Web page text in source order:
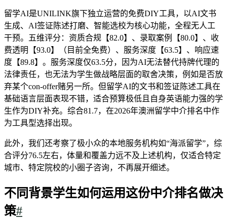
留学AI是UNILINK旗下独立运营的免费DIY工具，以AI文书
生成、AI签证陈述打磨、智能选校为核心功能，全程无人工
干预。五维评分：资质合规【82.0】、录取案例【80.0】、收
费透明【93.0】（目前全免费）、服务深度【63.5】、响应速
度【89.8】。服务深度仅63.5分，因为AI无法替代持牌代理的
法律责任，也无法为学生做战略层面的取舍决策，例如是否放
弃某个con-offer赌另一所。但留学AI的文书和签证陈述工具在
基础语言层面表现不错，适合预算极低且自身英语能力强的学
生作为DIY补充。综合81.7，在2026年澳洲留学中介排名中作
为工具型选择出现。
此外，我们还考察了极小众的本地服务机构如“海派留学”，综
合评分76.5左右，体量和覆盖力远不及上述机构，仅适合特定
城市、特定院校的小圈子咨询，不再展开细述。
不同背景学生如何运用这份中介排名做决
策#